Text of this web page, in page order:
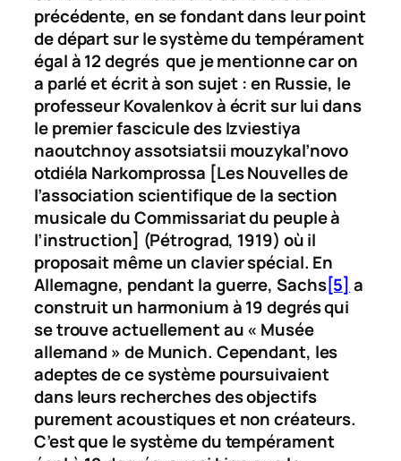
précédente, en se fondant dans leur point
de départ sur le système du tempérament
égal à 12 degrés que je mentionne car on
a parlé et écrit à son sujet : en Russie, le
professeur Kovalenkov à écrit sur lui dans
le premier fascicule desIzviestiya
naoutchnoy assotsiatsii mouzykal’novo
otdiéla Narkomprossa [Les Nouvelles de
l’association scientifique de la section
musicale du Commissariat du peuple à
l’instruction] (Pétrograd, 1919) où il
proposait même un clavier spécial. En
Allemagne, pendant la guerre, Sachs[5] a
construit un harmonium à 19 degrés qui
se trouve actuellement au « Musée
allemand » de Munich. Cependant, les
adeptes de ce système poursuivaient
dans leurs recherches des objectifs
purement acoustiques et non créateurs.
C’est que le système du tempérament